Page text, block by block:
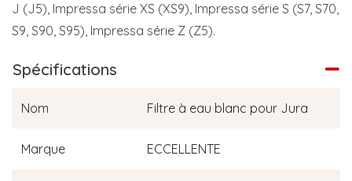
J (J5), Impressa série XS (XS9), Impressa série S (S7, S70,
S9, S90, S95), Impressa série Z (Z5).
Spécifications
Nom Filtre à eau blanc pour Jura
Marque ECCELLENTE